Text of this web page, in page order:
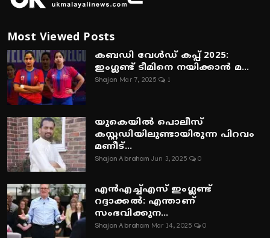
Most Viewed Posts
കബഡി വേൾഡ് കപ്പ് 2025:
ഇംഗ്ലണ്ട് ടീമിനെ നയിക്കാൻ മ...
Shajan Mar 7, 2025 1
യുകെയിൽ പൊലീസ്
കസ്റ്റഡിയിലുണ്ടായിരുന്ന പിറവം
മണീട്...
Shajan Abraham Jun 3, 2025 0
എൻഎച്ച്എസ് ഇംഗ്ലണ്ട്
റദ്ദാക്കൽ: എന്താണ്
സംഭവിക്കുന...
Shajan Abraham Mar 14, 2025 0